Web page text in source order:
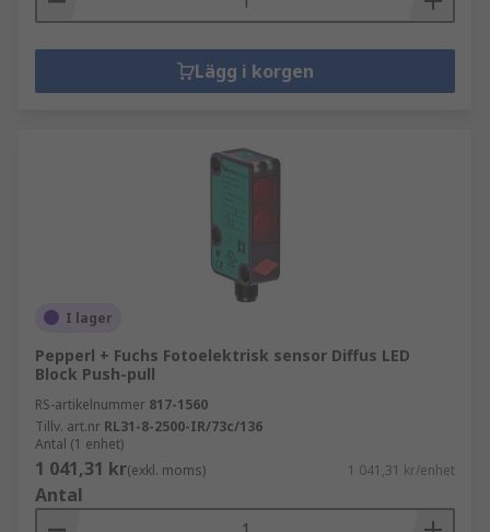
Lägg i korgen
I lager
Pepperl + Fuchs Fotoelektrisk sensor Diffus LED
Block Push-pull
RS-artikelnummer 817-1560
Tillv. art.nr RL31-8-2500-IR/73c/136
Antal (1 enhet)
1 041,31 kr(exkl. moms) 1 041,31 kr/enhet
Antal